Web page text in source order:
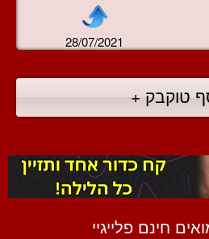
28/07/2021
טוקבק +
חינם פלייגיי